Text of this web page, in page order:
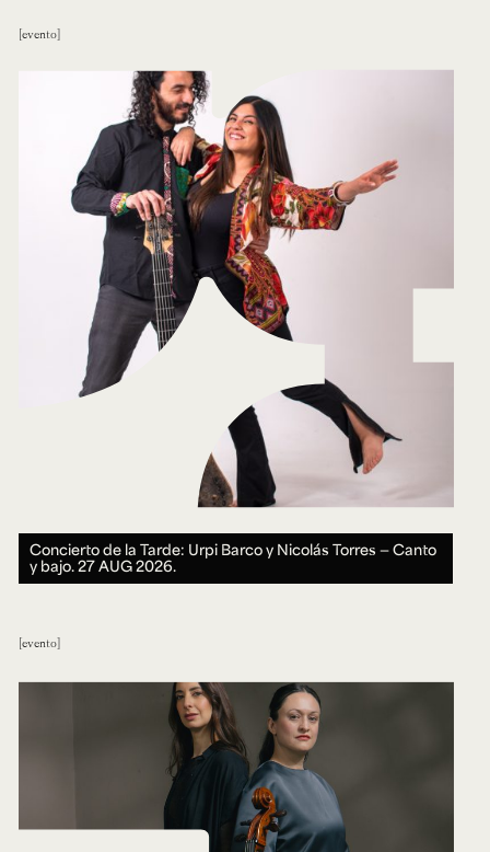
evento
Concierto de la Tarde: Urpi Barco y Nicolás Torres — Canto
y bajo.27 AUG 2026.
evento